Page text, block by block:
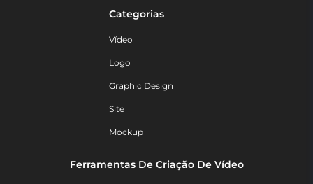
Categorias
Vídeo
Logo
Graphic Design
Site
Mockup
Ferramentas De Criação De Vídeo